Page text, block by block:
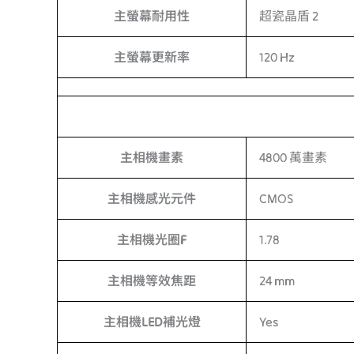
主螢幕耐用性 超瓷晶盾 2
主螢幕更新率 120 Hz
主相機畫素 4800 萬畫素
主相機感光元件 CMOS
主相機光圈F 1.78
主相機等效焦距 24 mm
主相機LED補光燈 Yes